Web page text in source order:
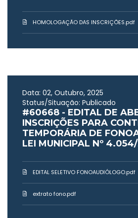
HOMOLOGAÇÃO DAS INSCRIÇÕES.pdf
Data: 02, Outubro, 2025
Status/Situação: Publicado
#60668 - EDITAL DE
INSCRIÇÕES PARA
TEMPORÁRIA DE
LEI MUNICIPAL Nº
EDITAL SELETIVO FONOAUDIÓLOGO.pdf
extrato fono.pdf